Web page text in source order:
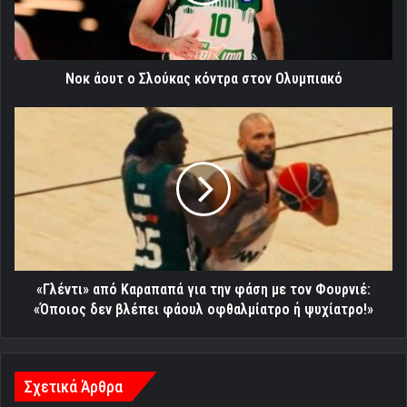
Ολυμπιακό
Νοκ άουτ ο Σλούκας κόντρα στον Ολυμπιακό
την
Φουρνιέ:
«Όποιος
ψυχίατρο!»
«Γλέντι» από Καραπαπά για την φάση με τον Φουρνιέ:
«Όποιος δεν βλέπει φάουλ οφθαλμίατρο ή ψυχίατρο!»
Σχετικά Άρθρα